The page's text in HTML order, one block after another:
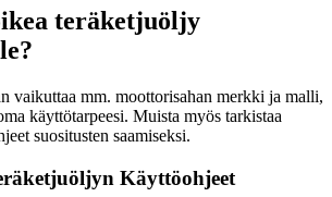
teräketjuöljy
vaikuttaa mm. moottorisahan merkki ja malli,
käyttötarpeesi. Muista myös tarkistaa
suositusten saamiseksi.
Käyttöohjeet